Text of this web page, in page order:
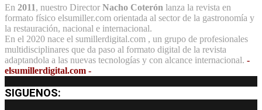
En 2011, nuestro Director Nacho Coterón lanza la revista en
formato físico elsumiller.com orientada al sector de la gastronomía y
la restauración, nacional e internacional.
En el 2020 nace el sumillerdigital.com , un grupo de profesionales
multidisciplinares que da paso al formato digital de la revista
adaptandola a las nuevas tecnologías y con alcance internacional. -
elsumillerdigital.com -
SIGUENOS: